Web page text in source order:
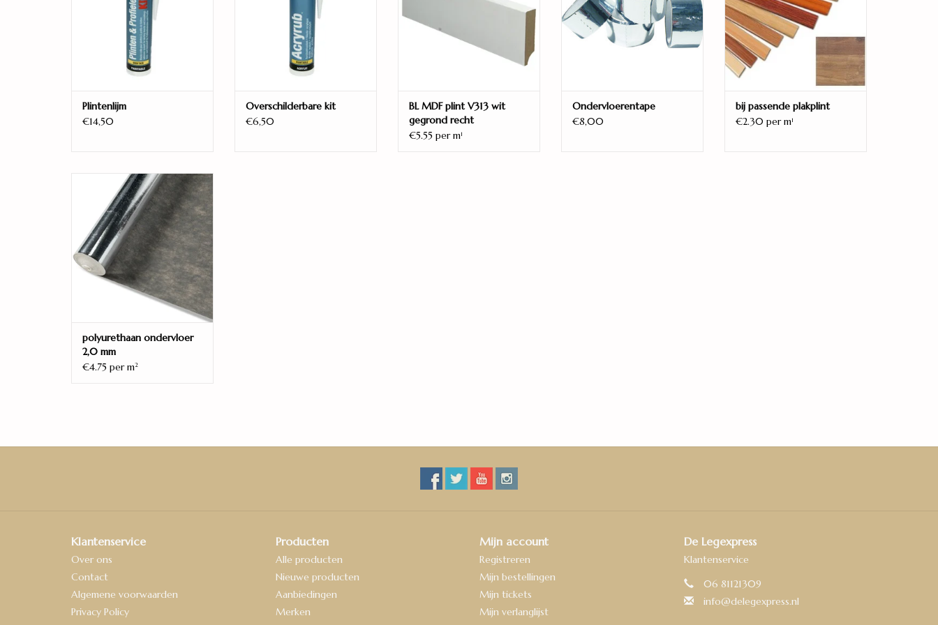
Eigenschappen:
Waterbestendig
Warmteweerstand:
0,057 m2K/W
Plintenlijm
€14,50
Overschilderbare kit
€6,50
BL MDF plint V313 wit
gegrond recht
€5.55 per m1
Ondervloerentape
€8,00
bij passende plakplint
€2.30 per m1
polyurethaan ondervloer 2,0
mm
TOEVOEGEN AAN WINKELWAGEN
polyurethaan ondervloer
2,0 mm
€4.75 per m2
Klantenservice
Over ons
Contact
Algemene voorwaarden
Privacy Policy
Producten
Alle producten
Nieuwe producten
Aanbiedingen
Merken
Mijn account
Registreren
Mijn bestellingen
Mijn tickets
Mijn verlanglijst
De Legexpress
Klantenservice
06 81121309
info@delegexpress.nl